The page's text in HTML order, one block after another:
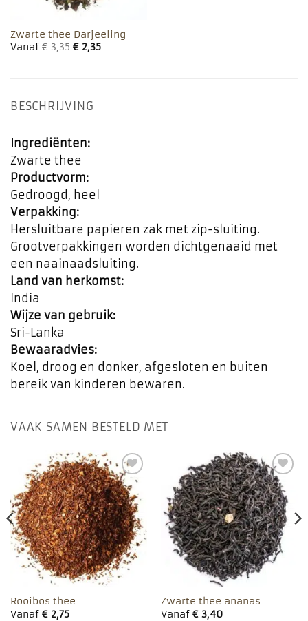
Zwarte thee Darjeeling
Vanaf€3,35 €2,35
BESCHRIJVING
Ingrediënten:
Zwarte thee
Productvorm:
Gedroogd, heel
Verpakking:
Hersluitbare papieren zak met zip-sluiting.
Grootverpakkingen worden dichtgenaaid met
een naainaadsluiting.
Land van herkomst:
India
Wijze van gebruik:
Sri-Lanka
Bewaaradvies:
Koel, droog en donker, afgesloten en buiten
bereik van kinderen bewaren.
VAAK SAMEN BESTELD MET
Toevoegen
aan
favorieten
Rooibos thee
Vanaf €2,75
Toevoegen
aan
favorieten
Zwarte thee ananas
Vanaf €3,40